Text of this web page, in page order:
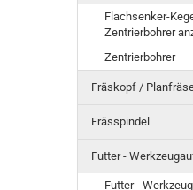
Flachsenker-
Zentrierbohrer
Zentrierbohrer
Fräskopf /
Frässpindel
Futter -
Futter -